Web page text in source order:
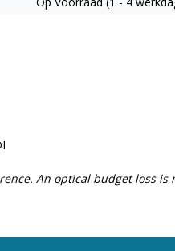
An optical budget loss